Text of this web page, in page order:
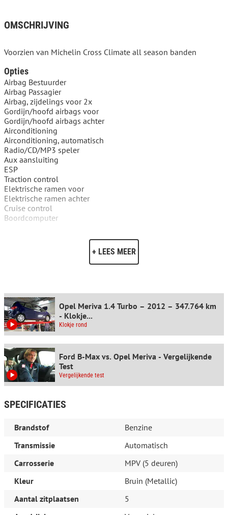
OMSCHRIJVING
Voorzien van Michelin Cross Climate all season banden
Opties
Airbag Bestuurder
Airbag Passagier
Airbag, zijdelings voor 2x
Gordijn/hoofd airbags voor
Gordijn/hoofd airbags achter
Airconditioning
Airconditioning, automatisch
Radio/CD/MP3 speler
Aux aansluiting
ESP
Traction control
Elektrische ramen voor
Elektrische ramen achter
Cruise control
Boordcomputer
Onderhoudsboekje aanwezig
Rokersvrije auto
Mistlampen
Middenarmsteun voor
Middenarmsteun
Trekhaak, vast
Stuurbekrachtiging
Stuurbekrachtiging, snelheidsafhankelijk
Bekerhouder voor
El. verstelbare spiegels, verwarmd
Lederen stuur
Verstelbaar stuur
Centrale deurvergrendeling, afstandbediend
Lichtmetalen velgen 17 inch
Bestuurdersstoel hoogte verstelbaar
Stoelverwarming voor
Snelheidsbegrenzer
Hill hold functie
+ LEES MEER
Opel Meriva 1.4 Turbo – 2012 – 347.764 km
- Klokje...
Klokje rond
Ford B-Max vs. Opel Meriva - Vergelijkende
Test
Vergelijkende test
SPECIFICATIES
Brandstof
Benzine
Transmissie
Automatisch
Carrosserie
MPV (5 deuren)
Kleur
Bruin (Metallic)
Aantal zitplaatsen
5